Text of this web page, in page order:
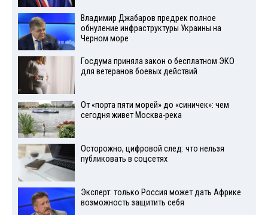
Владимир Джабаров предрек полное
обнуление инфраструктуры Украины на
Черном море
Госдума приняла закон о бесплатном ЭКО
для ветеранов боевых действий
От «порта пяти морей» до «синичек»: чем
сегодня живет Москва-река
Осторожно, цифровой след: что нельзя
публиковать в соцсетях
Эксперт: только Россия может дать Африке
возможность защитить себя